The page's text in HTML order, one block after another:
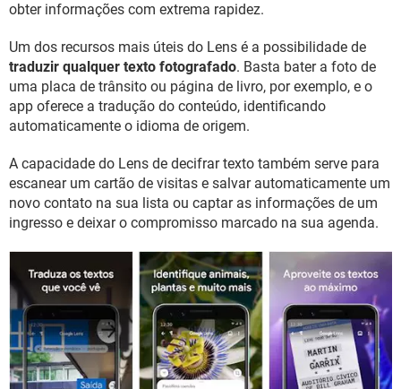
obter informações com extrema rapidez.
Um dos recursos mais úteis do Lens é a possibilidade de
traduzir qualquer texto fotografado. Basta bater a foto de
uma placa de trânsito ou página de livro, por exemplo, e o
app oferece a tradução do conteúdo, identificando
automaticamente o idioma de origem.
A capacidade do Lens de decifrar texto também serve para
escanear um cartão de visitas e salvar automaticamente um
novo contato na sua lista ou captar as informações de um
ingresso e deixar o compromisso marcado na sua agenda.